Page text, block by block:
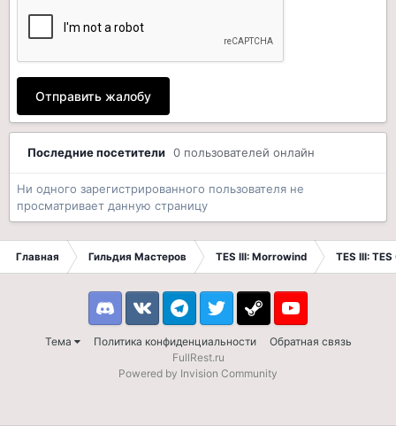
Отправить жалобу
Последние посетители 0 пользователей онлайн
Ни одного зарегистрированного пользователя не
просматривает данную страницу
Главная Гильдия Мастеров TES III: Morrowind TES III:
Тема Политика конфиденциальности Обратная связь
DiscordVK TelegramTwitter Steam Youtube
FullRest.ru
Powered by Invision Community